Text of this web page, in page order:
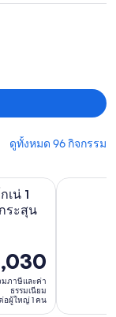
คน
ดูทั้งหมด 96 กิจกรรม
เน่ 1
ระสุน
มภาษีและค่า
ธรรมเนียม
อผู้ใหญ่ 1 คน
รถไฟหัวกระสุน
ทัวร์รถบัส